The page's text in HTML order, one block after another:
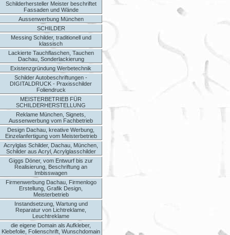
Schilderhersteller Meister beschriftet
Fassaden und Wände
Aussenwerbung München
SCHILDER
Messing Schilder, traditionell und
klassisch
Lackierte Tauchflaschen, Tauchen
Dachau, Sonderlackierung
Existenzgründung Werbetechnik
Schilder Autobeschriftungen -
DIGITALDRUCK - Praxisschilder
Foliendruck
MEISTERBETRIEB FÜR
SCHILDERHERSTELLUNG
Reklame München, Signets,
Aussenwerbung vom Fachbetrieb
Design Dachau, kreative Werbung,
Einzelanfertigung vom Meisterbetrieb
Acrylglas Schilder, Dachau, München,
Schilder aus Acryl, Acrylglasschilder
Giggs Döner, vom Entwurf bis zur
Realisierung, Beschriftung an
Imbisswagen
Firmenwerbung Dachau, Firmenlogo
Erstellung, Grafik Design,
Meisterbetrieb
Instandsetzung, Wartung und
Reparatur von Lichtreklame,
Leuchtreklame
die eigene Domain als Aufkleber,
Klebefolie, Folienschrift, Wunschdomain